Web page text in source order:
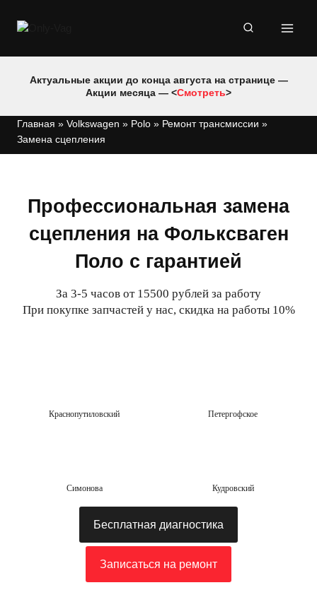
Актуальные акции до конца августа на странице —
Акции месяца — <Смотреть>
Главная » Volkswagen » Polo » Ремонт трансмиссии »
Замена сцепления
Профессиональная замена
сцепления на Фольксваген
Поло с гарантией
За 3-5 часов от 15500 рублей за работу
При покупке запчастей у нас, скидка на работы 10%
Краснопутиловский Петергофское
Симонова Кудровский
Бесплатная диагностика
Записаться на ремонт